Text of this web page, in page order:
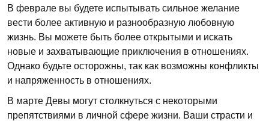
В феврале вы будете испытывать сильное желание
вести более активную и разнообразную любовную
жизнь. Вы можете быть более открытыми и искать
новые и захватывающие приключения в отношениях.
Однако будьте осторожны, так как возможны конфликты
и напряженность в отношениях.
В марте Девы могут столкнуться с некоторыми
препятствиями в личной сфере жизни. Ваши страсти и